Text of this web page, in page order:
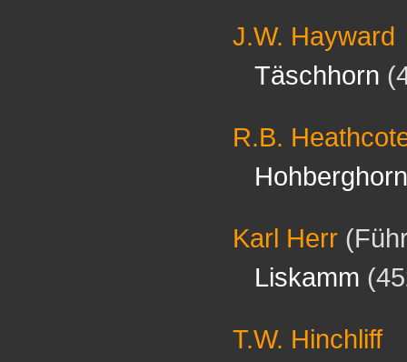
J.W. Hayward
Täschhorn
R.B.
Hohberghorn
Karl Herr
Liskamm
T.W. Hinchliff